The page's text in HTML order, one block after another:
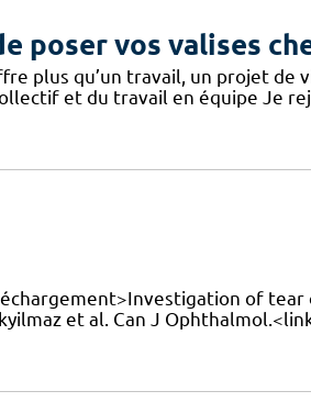
poser vos valises
plus qu’un travail, un projet de
et du travail en équipe Je
of
et al. Can J